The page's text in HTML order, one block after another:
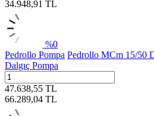
34.948,91 TL
%0
Pedrollo Pompa Pedrollo MCm 15/50
Dalgıç Pompa
47.638,55 TL
66.289,04 TL